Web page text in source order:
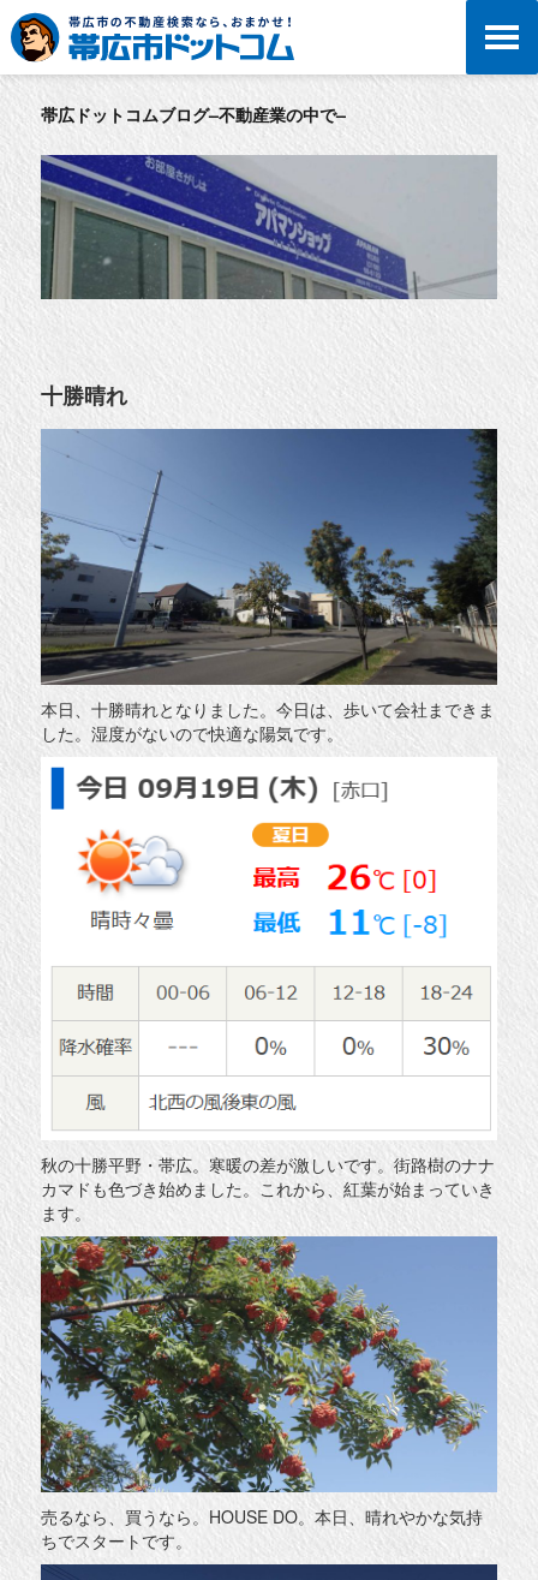
帯広ドットコムブログ–不動産業の中で–
十勝晴れ
本日、十勝晴れとなりました。今日は、歩いて会社まできま
した。湿度がないので快適な陽気です。
秋の十勝平野・帯広。寒暖の差が激しいです。街路樹のナナ
カマドも色づき始めました。これから、紅葉が始まっていき
ます。
売るなら、買うなら。HOUSE DO。本日、晴れやかな気持
ちでスタートです。